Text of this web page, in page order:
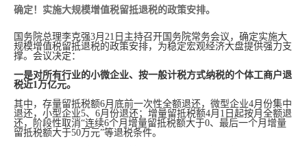
确定！实施大规模增值税留抵退税的政策安排。
国务院总理李克强3月21日主持召开国务院常务会议，确定实施大
规模增值税留抵退税的政策安排，为稳定宏观经济大盘提供强力支
撑。会议决定：
一是对所有行业的小微企业、按一般计税方式纳税的个体工商户退
税近1万亿元。
其中，存量留抵税额6月底前一次性全额退还，微型企业4月份集中
退还，小型企业5、6月份退还；增量留抵税额4月1日起按月全额退
还，阶段性取消“连续6个月增量留抵税额大于0、最后一个月增量
留抵税额大于50万元”等退税条件。